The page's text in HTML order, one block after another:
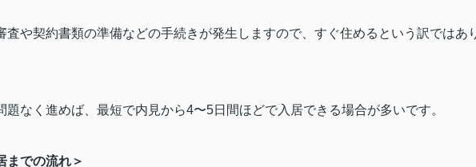
査や契約書類の準備などの手続きが発生しますので、すぐ住めるという訳ではあ
題なく進めば、最短で内見から4〜5日間ほどで入居できる場合が多いです。
までの流れ＞